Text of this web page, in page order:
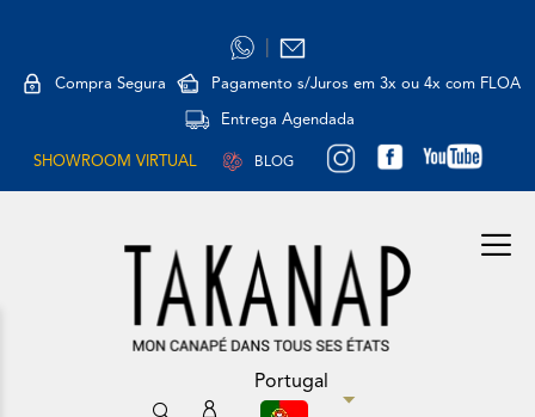
Compra Segura Pagamento s/Juros em 3x ou 4x com FLOA
Entrega Agendada
SHOWROOM VIRTUAL BLOG
Portugal